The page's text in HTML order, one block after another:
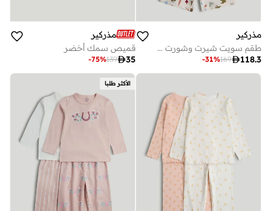
مذركير
طقم سويت شيرت وشورت منزلي
118.3
169
-31%
مذركير
قميص سمك أخضر
35
139
-75%
الأكثر طلبا